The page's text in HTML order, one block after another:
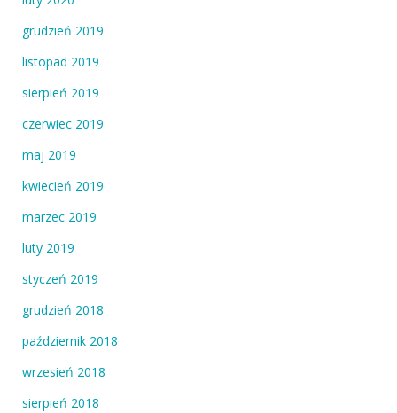
grudzień 2019
listopad 2019
sierpień 2019
czerwiec 2019
maj 2019
kwiecień 2019
marzec 2019
luty 2019
styczeń 2019
grudzień 2018
październik 2018
wrzesień 2018
sierpień 2018